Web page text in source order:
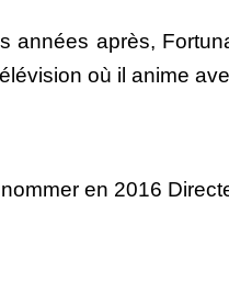
années après,
où il anime
en 2016